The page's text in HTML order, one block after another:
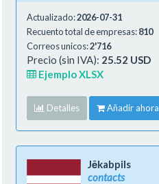
Actualizado:2026-07-31
Recuento total de empresas:810
Correos unicos:2'716
Precio (sin IVA): 25.52 USD
Ejemplo XLSX
Detalles Añadir ahora
Jēkabpils
contacts